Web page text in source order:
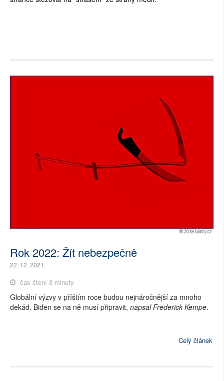
Rok 2022: Žít nebezpečně
22. 12. 2021
čas čtení 3 minuty
Globální výzvy v příštím roce budou nejnáročnější za mnoho
dekád. Biden se na ně musí připravit, napsal Frederick Kempe.
Celý článek